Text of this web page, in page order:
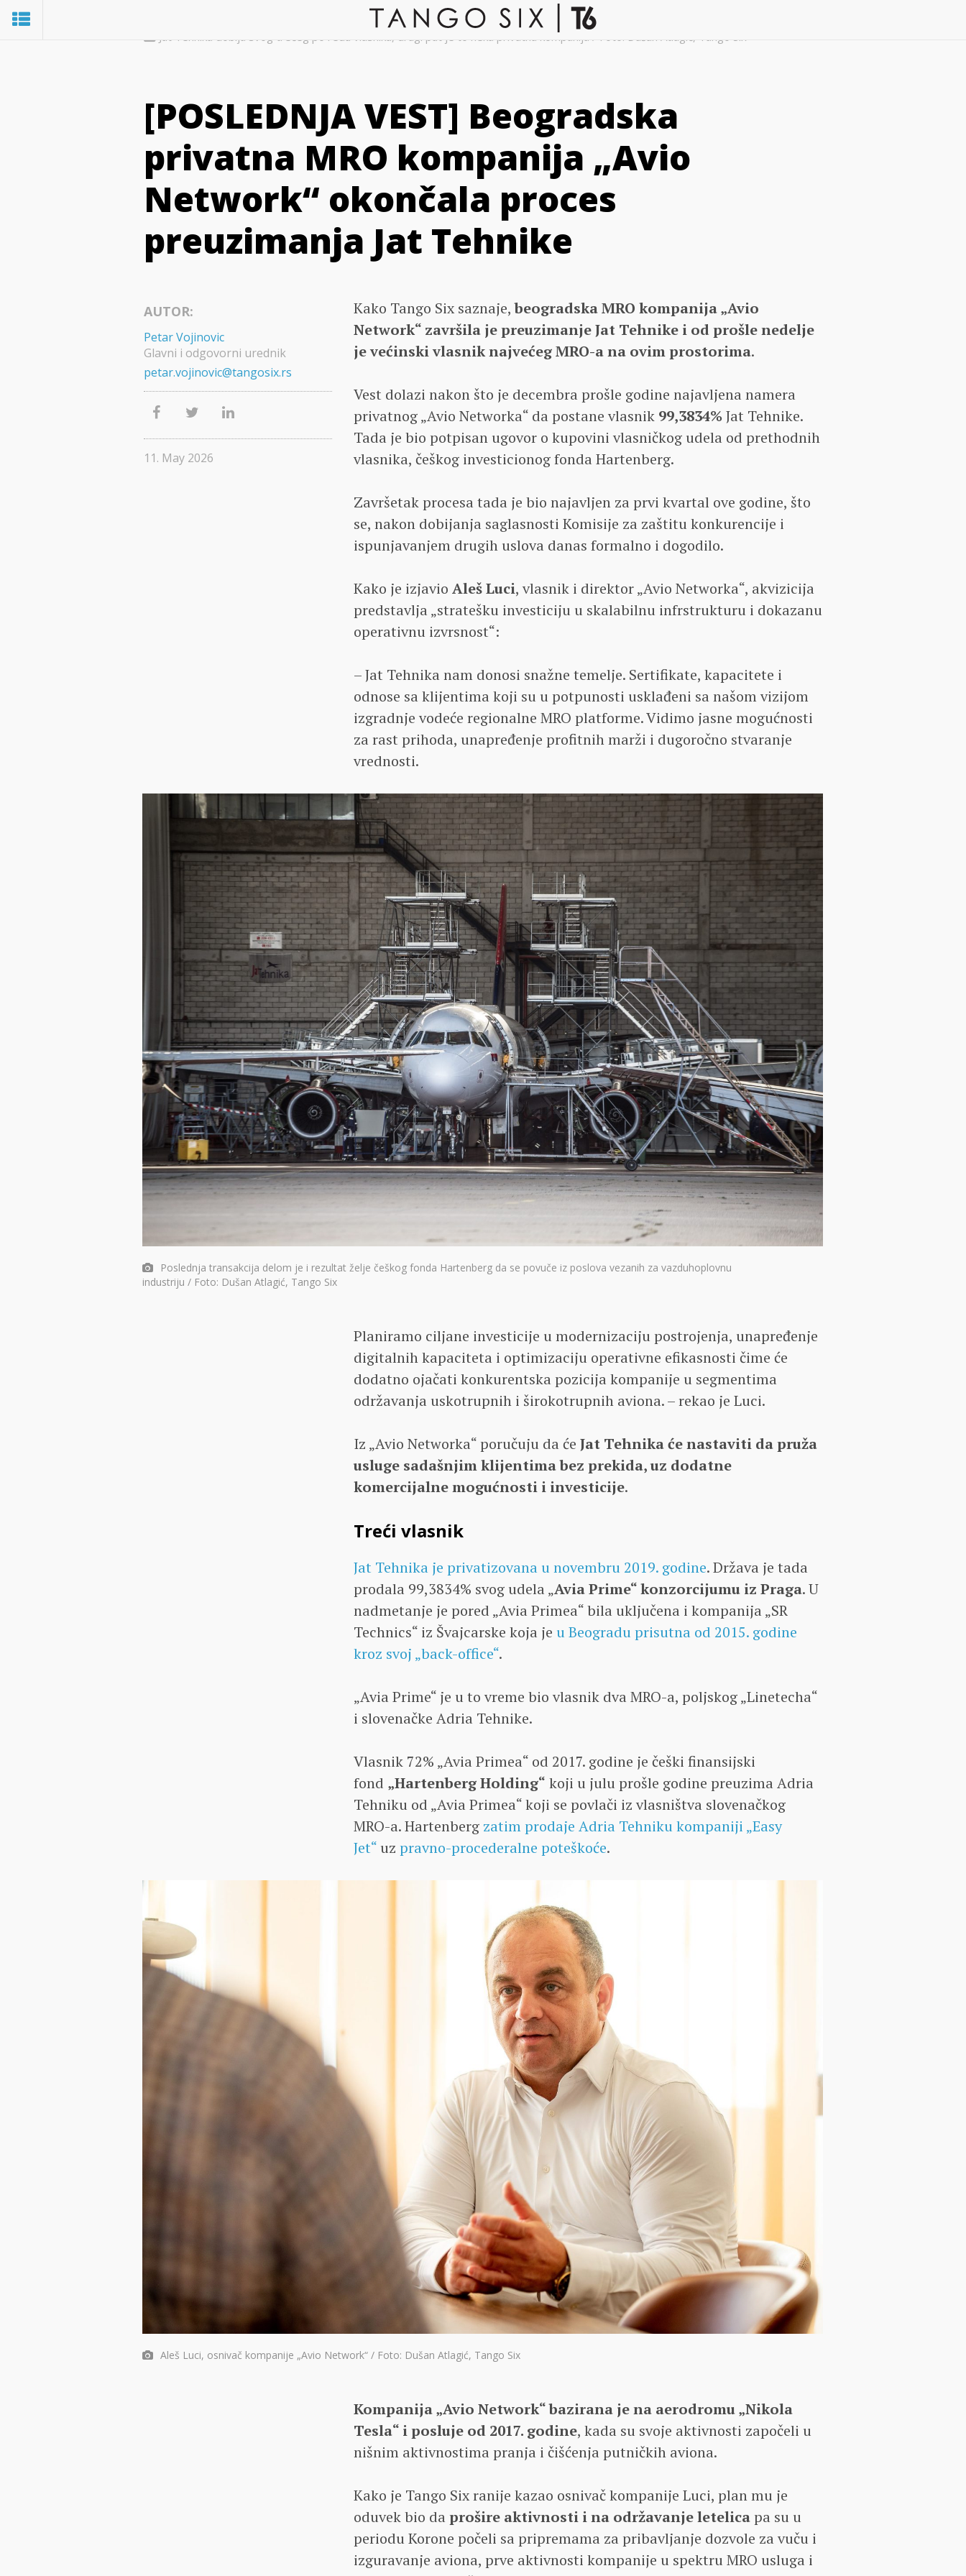
Jat Tehnika dobija svog trećeg po redu vlasnika, drugi put je to neka privatna kompanija / Foto: Dušan Atlagić, Tango Six
[POSLEDNJA VEST] Beogradska
privatna MRO kompanija „Avio
Network“ okončala proces
preuzimanja Jat Tehnike
Kako Tango Six saznaje,beogradska MRO kompanija „Avio
Network“ završila je preuzimanje Jat Tehnike i od prošle nedelje
je većinski vlasnik najvećeg MRO-a na ovim prostorima.
Vest dolazi nakon što je decembra prošle godine najavljena namera
privatnog „Avio Networka“ da postane vlasnik 99,3834%Jat Tehnike.
Tada je bio potpisan ugovor o kupovini vlasničkog udela od prethodnih
vlasnika, češkog investicionog fonda Hartenberg.
Završetak procesa tada je bio najavljen za prvi kvartal ove godine, što
se, nakon dobijanja saglasnosti Komisije za zaštitu konkurencije i
ispunjavanjem drugih uslova danas formalno i dogodilo.
Kako je izjavio Aleš Luci, vlasnik i direktor „Avio Networka“, akvizicija
predstavlja „stratešku investiciju u skalabilnu infrstrukturu i dokazanu
operativnu izvrsnost“:
– Jat Tehnika nam donosi snažne temelje. Sertifikate, kapacitete i
odnose sa klijentima koji su u potpunosti usklađeni sa našom vizijom
izgradnje vodeće regionalne MRO platforme. Vidimo jasne mogućnosti
za rast prihoda, unapređenje profitnih marži i dugoročno stvaranje
vrednosti.
Poslednja transakcija delom je i rezultat želje češkog fonda Hartenberg da se povuče iz poslova vezanih za vazduhoplovnu
industriju / Foto: Dušan Atlagić, Tango Six
Planiramo ciljane investicije u modernizaciju postrojenja, unapređenje
digitalnih kapaciteta i optimizaciju operativne efikasnosti čime će
dodatno ojačati konkurentska pozicija kompanije u segmentima
održavanja uskotrupnih i širokotrupnih aviona. – rekao je Luci.
Iz „Avio Networka“ poručuju da će Jat Tehnika će nastaviti da pruža
usluge sadašnjim klijentima bez prekida, uz dodatne
komercijalne mogućnosti i investicije.
Treći vlasnik
Jat Tehnika je privatizovana u novembru 2019. godine. Država je tada
prodala 99,3834% svog udela „Avia Prime“ konzorcijumu iz Praga. U
nadmetanje je pored „Avia Primea“ bila uključena i kompanija „SR
Technics“ iz Švajcarske koja je u Beogradu prisutna od 2015. godine
kroz svoj „back-office“.
„Avia Prime“ je u to vreme bio vlasnik dva MRO-a, poljskog „Linetecha“
i slovenačke Adria Tehnike.
Vlasnik 72% „Avia Primea“ od 2017. godine je češki finansijski
fond „Hartenberg Holding“ koji u julu prošle godine preuzima Adria
Tehniku od „Avia Primea“ koji se povlači iz vlasništva slovenačkog
MRO-a. Hartenberg zatim prodaje Adria Tehniku kompaniji „Easy
Jet“ uz pravno-procederalne poteškoće.
Aleš Luci, osnivač kompanije „Avio Network“ / Foto: Dušan Atlagić, Tango Six
Kompanija „Avio Network“ bazirana je na aerodromu „Nikola
Tesla“ i posluje od 2017. godine, kada su svoje aktivnosti započeli u
nišnim aktivnostima pranja i čišćenja putničkih aviona.
Kako je Tango Six ranije kazao osnivač kompanije Luci, plan mu je
oduvek bio da prošire aktivnosti i na održavanje letelica pa su u
periodu Korone počeli sa pripremama za pribavljanje dozvole za vuču i
izguravanje aviona, prve aktivnosti kompanije u spektru MRO usluga i
AUTOR:
Petar Vojinovic
Glavni i odgovorni urednik
petar.vojinovic@tangosix.rs
11. May 2026